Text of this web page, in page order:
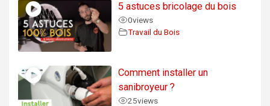
5 astuces bricolage du bois
0views
Travail du Bois
Comment installer un
sanibroyeur ?
25views